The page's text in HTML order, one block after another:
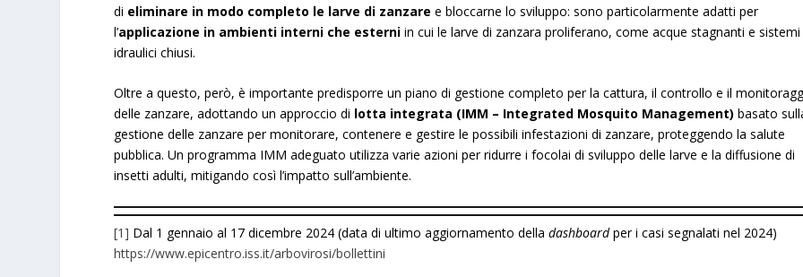
di eliminare in modo completo le larve di zanzare e bloccarne lo sviluppo: sono particolarmente adatti per
l’applicazione in ambienti interni che esterni in cui le larve di zanzara proliferano, come acque stagnanti e sistemi
idraulici chiusi.
Oltre a questo, però, è importante predisporre un piano di gestione completo per la cattura, il controllo e il
delle zanzare, adottando un approccio di lotta integrata (IMM – Integrated Mosquito Management)basato
gestione delle zanzare per monitorare, contenere e gestire le possibili infestazioni di zanzare, proteggendo la salute
pubblica. Un programma IMM adeguato utilizza varie azioni per ridurre i focolai di sviluppo delle larve e la diffusione di
insetti adulti, mitigando così l’impatto sull’ambiente.
[1] Dal 1 gennaio al 17 dicembre 2024 (data di ultimo aggiornamento delladashboardper i casi segnalati nel 2024)
https://www.epicentro.iss.it/arbovirosi/bollettini